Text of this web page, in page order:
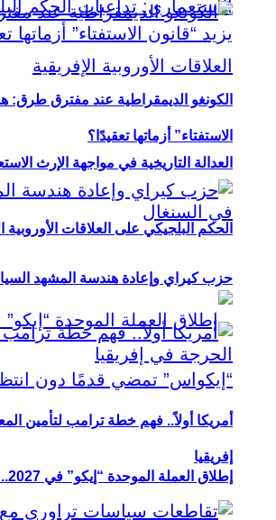
العدالة التاريخية في مواجهة الإرث
الحكم البلجيكي على العلاقات الأوروبية
الكونغو الديمقراطية عند مفترق طرق:
الاستفتاء” أزماتها تعقيدًا؟
حزب كيراي وإعادة هندسة المشهد
أمريكا أولاً.. فهم خطة ترامب لتأمين
إفريقيا